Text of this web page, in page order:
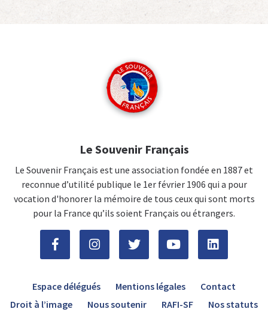
Le Souvenir Français
Le Souvenir Français est une association fondée en 1887 et
reconnue d’utilité publique le 1er février 1906 qui a pour
vocation d'honorer la mémoire de tous ceux qui sont morts
pour la France qu’ils soient Français ou étrangers.
Espace délégués Mentions légales
Contact
Droit à l’image
Nous soutenir RAFI-SF Nos statuts